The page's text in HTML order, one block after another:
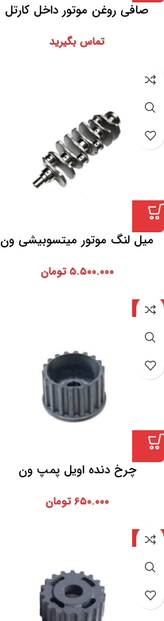
صافی روغن موتور داخل کارتل
تماس بگیرید
میل لنگ موتور میتسوبیشی ون
۵.۵۰۰.۰۰۰ تومان
ژاپن
چرخ دنده اویل پمپ ون
۶۵۰.۰۰۰ تومان
ژاپن